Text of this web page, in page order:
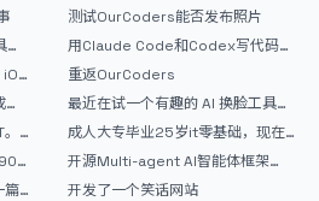
录
篇
测试OurCoders能否发布照片
用Claude Code和Codex写代码真
的爽，但是App怎么挣钱还是很难啊
重返OurCoders
最近在试一个有趣的 AI 换脸工具，
效果挺不错
成人大专毕业25岁it零基础，现在想
考软件设计师，有什么好的建议吗，
谢谢！
开源Multi-agent AI智能体框架
aevatar.ai，欢迎大家贡献代码
开发了一个笑话网站